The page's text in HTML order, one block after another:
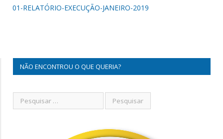
01-RELATÓRIO-EXECUÇÃO-JANEIRO-2019
NÃO ENCONTROU O QUE QUERIA?